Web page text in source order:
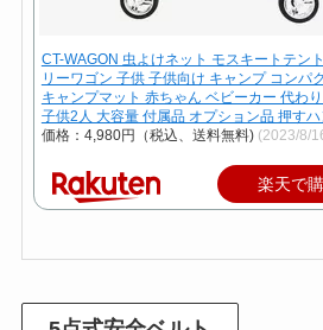
CT-WAGON 虫よけネット モスキートテン
リーワゴン 子供 子供向け キャンプ コンパ
キャンプマット 赤ちゃん ベビーカー 代わ
子供2人 大容量 付属品 オプション品 押す
価格：4,980円（税込、送料無料) (2023/8/
楽天で